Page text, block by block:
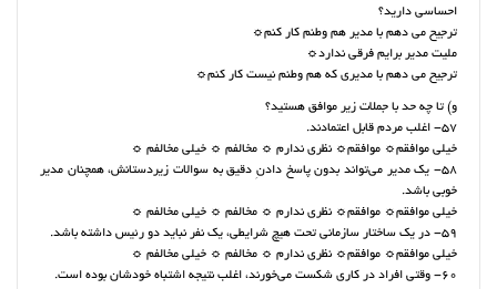
احساسی دارید؟
ترجیح می دهم با مدیر هم وطنم کار کنم☼
ملیت مدیر برایم فرقی ندارد☼
ترجیح می دهم با مدیری که هم وطنم نیست کار کنم☼
و) تا چه حد با جملات زیر موافق هستید؟
57- اغلب مردم قابل اعتمادند.
خیلی موافقم☼ موافقم☼ نظری ندارم ☼ مخالفم ☼ خیلی مخالفم ☼
58- یک مدیر می‌تواند بدون پاسخ دادنِ دقیق به سوالات زیردستانش، همچنان مدیر
خوبی باشد.
خیلی موافقم☼ موافقم☼ نظری ندارم ☼ مخالفم ☼ خیلی مخالفم ☼
59- در یک ساختار سازمانی تحت هیچ شرایطی، یک نفر نباید دو رئیس داشته باشد.
خیلی موافقم☼ موافقم☼ نظری ندارم ☼ مخالفم ☼ خیلی مخالفم ☼
60- وقتی افراد در کاری شکست می‌خورند، اغلب نتیجه اشتباه خودشان بوده است.